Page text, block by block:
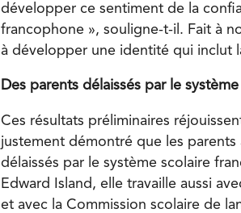
développer ce sentiment de la
francophone », souligne-t-il. Fait à
à développer une identité qui inclut
Des parents délaissés par le
Ces résultats préliminaires
justement démontré que les
délaissés par le système scolaire
Edward Island, elle travaille aussi
et avec la Commission scolaire de